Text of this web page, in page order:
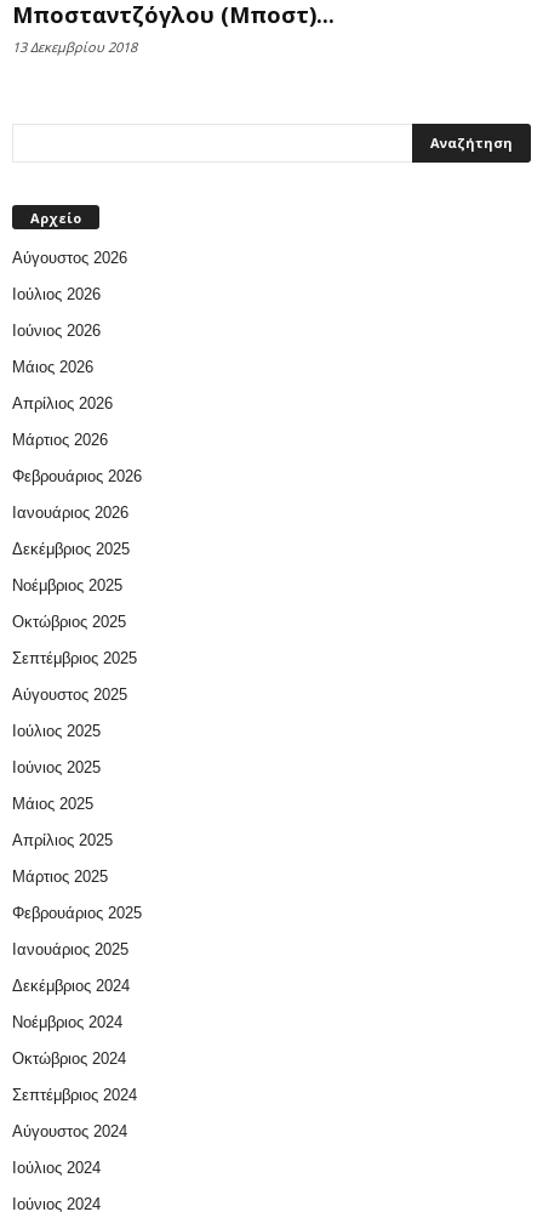
Μποσταντζόγλου (Μποστ)...
13 Δεκεμβρίου 2018
Αρχείο
Αύγουστος 2026
Ιούλιος 2026
Ιούνιος 2026
Μάιος 2026
Απρίλιος 2026
Μάρτιος 2026
Φεβρουάριος 2026
Ιανουάριος 2026
Δεκέμβριος 2025
Νοέμβριος 2025
Οκτώβριος 2025
Σεπτέμβριος 2025
Αύγουστος 2025
Ιούλιος 2025
Ιούνιος 2025
Μάιος 2025
Απρίλιος 2025
Μάρτιος 2025
Φεβρουάριος 2025
Ιανουάριος 2025
Δεκέμβριος 2024
Νοέμβριος 2024
Οκτώβριος 2024
Σεπτέμβριος 2024
Αύγουστος 2024
Ιούλιος 2024
Ιούνιος 2024